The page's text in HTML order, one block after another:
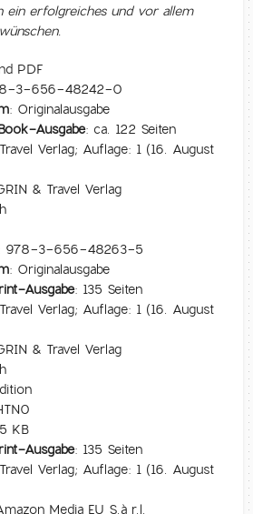
ein erfolgreiches und vor allem
PDF
3-656-48242-0
Originalausgabe
Ausgabe: ca. 122 Seiten
Verlag; Auflage: 1 (16. August
& Travel Verlag
978-3-656-48263-5
Originalausgabe
Ausgabe: 135 Seiten
Verlag; Auflage: 1 (16. August
& Travel Verlag
KB
Ausgabe: 135 Seiten
Verlag; Auflage: 1 (16. August
Media EU S.à r.l.